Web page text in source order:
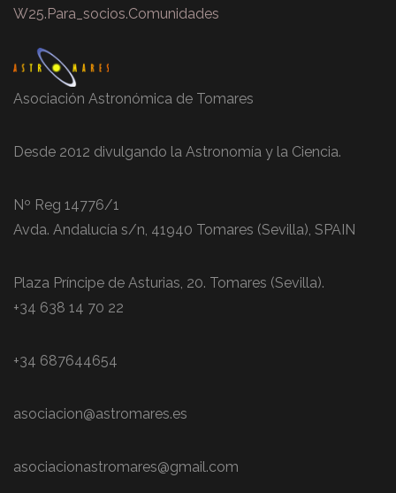
W25.Para_socios.Comunidades
Asociación Astronómica de Tomares
Desde 2012 divulgando la Astronomía y la Ciencia.
Nº Reg 14776/1
Avda. Andalucía s/n, 41940 Tomares (Sevilla), SPAIN
Plaza Príncipe de Asturias, 20. Tomares (Sevilla).
+34 638 14 70 22
+34 687644654
asociacion@astromares.es
asociacionastromares@gmail.com